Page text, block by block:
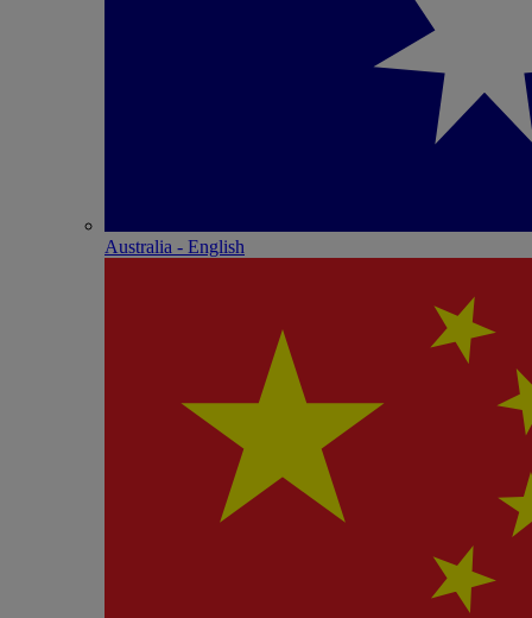
Australia - English